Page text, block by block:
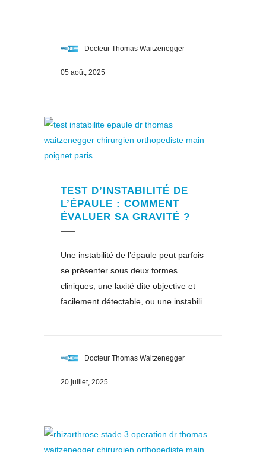
Docteur Thomas Waitzenegger
05 août, 2025
TEST D’INSTABILITÉ DE
L’ÉPAULE : COMMENT
ÉVALUER SA GRAVITÉ ?
Une instabilité de l’épaule peut parfois
se présenter sous deux formes
cliniques, une laxité dite objective et
facilement détectable, ou une instabili
Docteur Thomas Waitzenegger
20 juillet, 2025